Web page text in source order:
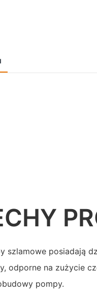
szlamowe posiadają
odporne na zużycie
pompy.